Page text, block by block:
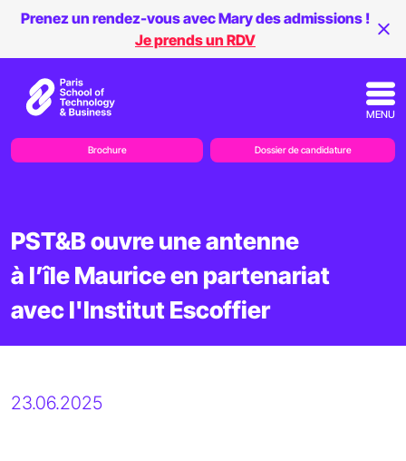
PST&B ouvre une antenne
à l’île Maurice en partenariat
avec l'Institut Escoffier
23.06.2025
Prenez un rendez-vous avec Mary des admissions !
Je prends un RDV
MENU
Brochure Dossier de candidature